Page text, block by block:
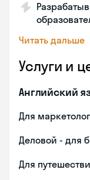
Читать дальше
Услуги и
Английский
Для
Деловой - для
Для